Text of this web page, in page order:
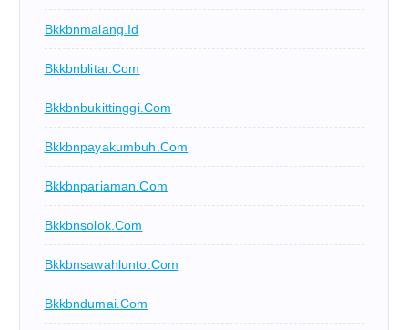
Bkkbnmalang.id
Bkkbnblitar.com
Bkkbnbukittinggi.com
Bkkbnpayakumbuh.com
Bkkbnpariaman.com
Bkkbnsolok.com
Bkkbnsawahlunto.com
Bkkbndumai.com